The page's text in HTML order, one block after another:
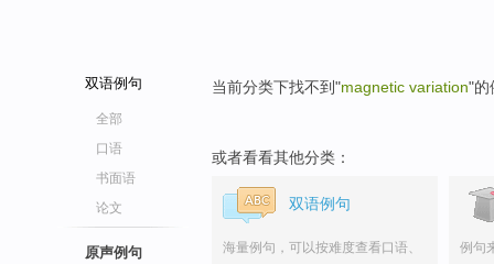
双语例句
全部
口语
书面语
论文
原声例句
当前分类下找不到"magnetic variation"的
或者看看其他分类：
双语例句
海量例句，可以按难度查看口语、
例句